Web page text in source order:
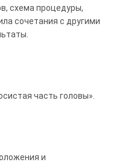
схема процедуры,
сочетания с другими
часть головы».
и